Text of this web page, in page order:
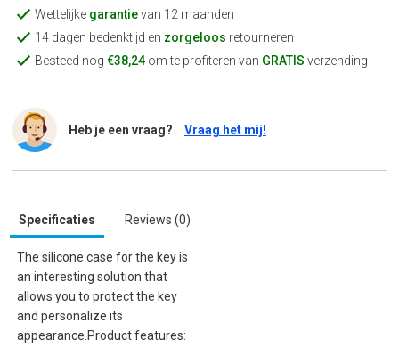
Wettelijke garantievan 12 maanden
14 dagen bedenktijd en zorgeloos retourneren
Besteed nog €38,24om te profiteren van GRATIS verzending
Heb je een vraag? Vraag het mij!
Specificaties Reviews (0)
The silicone case for the key is
an interesting solution that
allows you to protect the key
and personalize its
appearance.Product features: